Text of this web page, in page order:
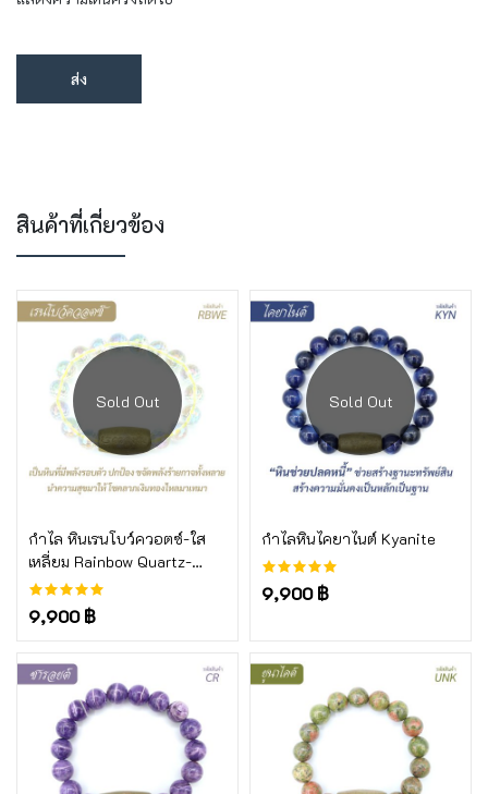
สินค้าที่เกี่ยวข้อง
กำไล หินเรนโบว์ควอตซ์-ใส
เหลี่ยม Rainbow Quartz-
White edge
9,900 ฿
อ่านเพิ่ม กำไลหินไคยาไนต์ Kyanite
9,900 ฿
อ่านเพิ่ม